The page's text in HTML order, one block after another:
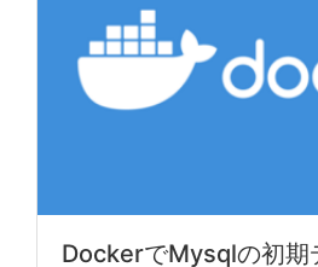
DockerでMysqlの初期